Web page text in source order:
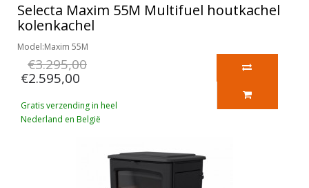
Selecta Maxim 55M Multifuel houtkachel
kolenkachel
Model:Maxim 55M
€3.295,00
€2.595,00
Gratis verzending in heel
Nederland en België